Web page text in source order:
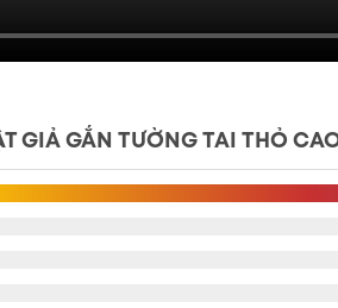
GIẢ GẮN TƯỜNG TAI THỎ